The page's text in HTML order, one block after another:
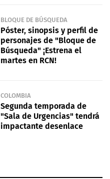
BLOQUE DE BÚSQUEDA
Póster, sinopsis y perfil de
personajes de "Bloque de
Búsqueda" ¡Estrena el
martes en RCN!
COLOMBIA
Segunda temporada de
"Sala de Urgencias" tendrá
impactante desenlace